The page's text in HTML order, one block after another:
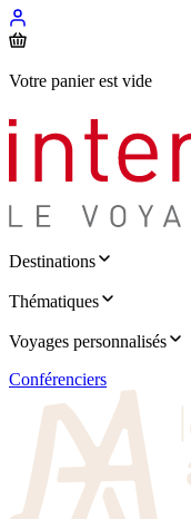
Votre panier est vide
Destinations
Thématiques
Voyages personnalisés
Conférenciers